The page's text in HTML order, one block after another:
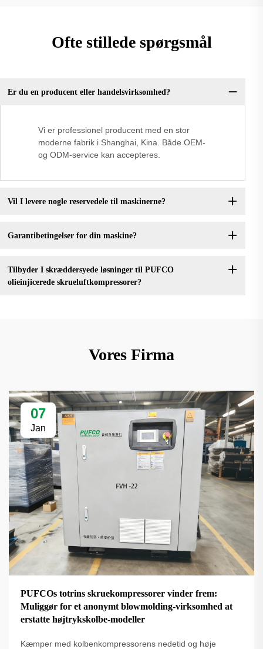
Ofte stillede spørgsmål
Er du en producent eller handelsvirksomhed?
Vi er professionel producent med en stor
moderne fabrik i Shanghai, Kina. Både OEM-
og ODM-service kan accepteres.
Vil I levere nogle reservedele til maskinerne?
Garantibetingelser for din maskine?
Tilbyder I skræddersyede løsninger til PUFCO
olieinjicerede skrueluftkompressorer?
Vores Firma
07
Jan
PUFCOs totrins skruekompressorer vinder frem:
Muliggør for et anonymt blowmolding-virksomhed at
erstatte højtrykskolbe-modeller
Kæmper med kolbenkompressorens nedetid og høje